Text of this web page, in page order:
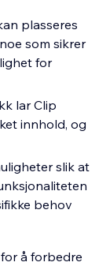
plasseres
som sikrer
for
lar Clip
innhold, og
slik at
behov
å forbedre